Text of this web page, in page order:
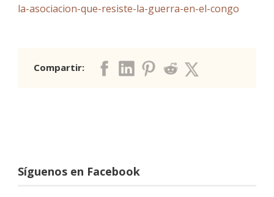
la-asociacion-que-resiste-la-guerra-en-el-congo
Compartir:
Síguenos en Facebook